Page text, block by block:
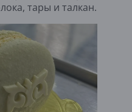
тары и талкан.